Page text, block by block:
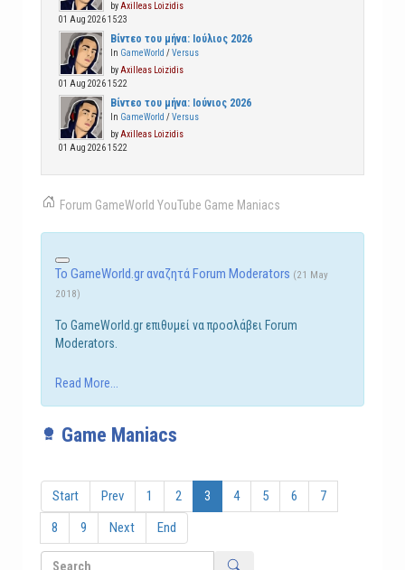
by Axilleas Loizidis
01 Aug 2026 15:23
Βίντεο του μήνα: Ιούλιος 2026
In GameWorld /Versus
by Axilleas Loizidis
01 Aug 2026 15:22
Βίντεο του μήνα: Ιούνιος 2026
In GameWorld /Versus
by Axilleas Loizidis
01 Aug 2026 15:22
Forum GameWorld YouTube Game Maniacs
Το GameWorld.gr αναζητά Forum Moderators (21 May
2018)
Το GameWorld.gr επιθυμεί να προσλάβει Forum
Moderators.
Read More...
Game Maniacs
Start Prev 1 2 3 4 5 6
7
8
9 Next End